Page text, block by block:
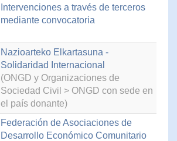
Intervenciones a través de terceros
mediante convocatoria
Nazioarteko Elkartasuna -
Solidaridad Internacional
(ONGD y Organizaciones de
Sociedad Civil > ONGD con sede en
el país donante)
Federación de Asociaciones de
Desarrollo Económico Comunitario